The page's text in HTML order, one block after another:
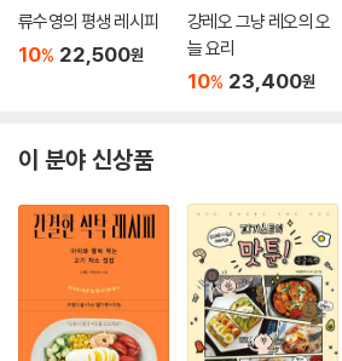
류수영의 평생 레시피
10% 22,500원
걍레오 그냥 레오의 오
늘 요리
10% 23,400원
이 분야 신상품